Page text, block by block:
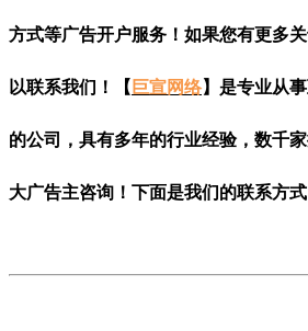
方式等广告开户服务！如果您有更多
以联系我们！【 巨宣网络】是专业从
的公司，具有多年的行业经验，数千
大广告主咨询！下面是我们的联系方式